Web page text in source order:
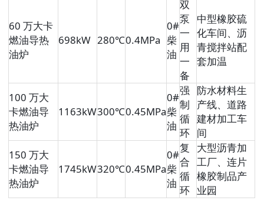
60 万大卡
燃油导热
油炉
698kW 280℃0.4MPa
0#
柴
油
双
泵
一
用
一
备
中型橡胶硫
化车间、沥
青搅拌站配
套加温
100 万大
卡燃油导
热油炉
1163kW300℃0.45MPa
0#
柴
油
强
制
循
环
防水材料生
产线、道路
建材加工车
间
150 万大
卡燃油导
热油炉
1745kW320℃0.45MPa
0#
柴
油
复
合
循
环
大型沥青加
工厂、连片
橡胶制品产
业园